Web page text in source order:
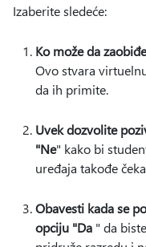
Izaberite sledeće:
Ko može da
Ovo stvara
da ih primite.
Uvek dozvolite
"Ne" kako bi
uređaja takođe
Obavesti kada se
opciju "Da " da